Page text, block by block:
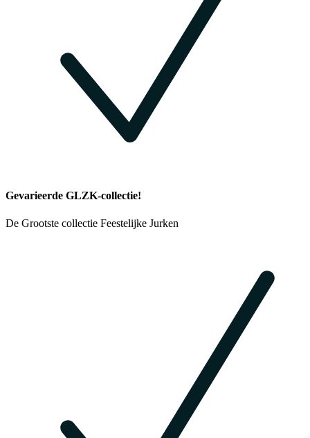
Gevarieerde GLZK-collectie!
De Grootste collectie Feestelijke Jurken